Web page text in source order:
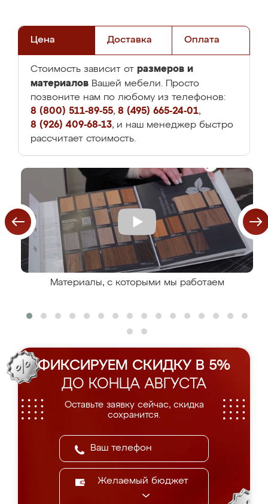
Цена Доставка Оплата
Стоимость зависит от размеров и
материалов Вашей мебели. Просто
позвоните нам по любому из телефонов:
8 (800) 511-89-55, 8 (495) 665-24-01,
8 (926) 409-68-13, и наш менеджер быстро
рассчитает стоимость.
Материалы, с которыми мы работаем
ФИКСИРУЕМ СКИДКУ В 5%
ДО КОНЦА АВГУСТА
Оставьте заявку сейчас, скидка
сохранится.
Желаемый бюджет